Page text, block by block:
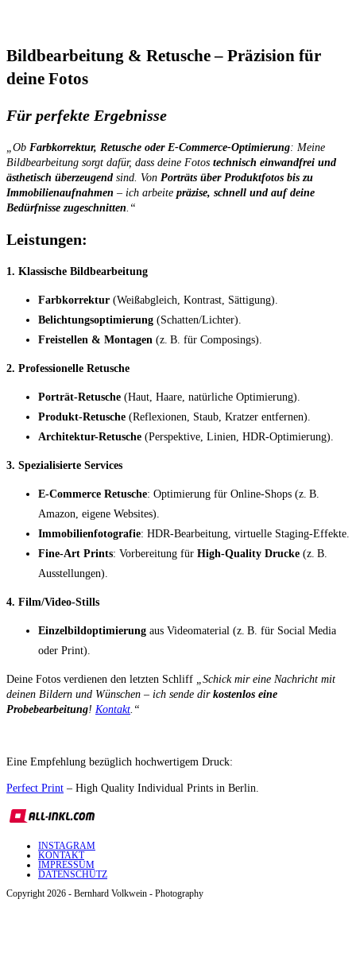
Bildbearbeitung & Retusche – Präzision für
deine Fotos
Für perfekte Ergebnisse
„Ob Farbkorrektur, Retusche oder E-Commerce-Optimierung: Meine
Bildbearbeitung sorgt dafür, dass deine Fotos technisch einwandfrei und
ästhetisch überzeugend sind. Von Porträts über Produktfotos bis zu
Immobilienaufnahmen – ich arbeite präzise, schnell und auf deine
Bedürfnisse zugeschnitten .“
Leistungen:
1. Klassische Bildbearbeitung
Farbkorrektur (Weißabgleich, Kontrast, Sättigung).
Belichtungsoptimierung (Schatten/Lichter).
Freistellen & Montagen (z. B. für Composings).
2. Professionelle Retusche
Porträt-Retusche (Haut, Haare, natürliche Optimierung).
Produkt-Retusche (Reflexionen, Staub, Kratzer entfernen).
Architektur-Retusche (Perspektive, Linien, HDR-Optimierung).
3. Spezialisierte Services
E-Commerce Retusche: Optimierung für Online-Shops (z. B.
Amazon, eigene Websites).
Immobilienfotografie: HDR-Bearbeitung, virtuelle Staging-Effekte.
Fine-Art Prints: Vorbereitung für High-Quality Drucke (z. B.
Ausstellungen).
4. Film/Video-Stills
Einzelbildoptimierung aus Videomaterial (z. B. für Social Media
oder Print).
Deine Fotos verdienen den letzten Schliff
„Schick mir eine Nachricht mit
deinen Bildern und Wünschen – ich sende dir kostenlos eine
Probebearbeitung! Kontakt .“
Eine Empfehlung bezüglich hochwertigem Druck:
Perfect Print – High Quality Individual Prints in Berlin.
INSTAGRAM
KONTAKT
IMPRESSUM
DATENSCHUTZ
Copyright 2026 - Bernhard Volkwein - Photography